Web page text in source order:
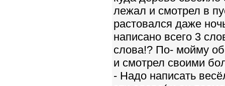
лежал и смотрел в
растовался даже
написано всего 3
слова!? По- мойму
и смотрел своими
- Надо написать